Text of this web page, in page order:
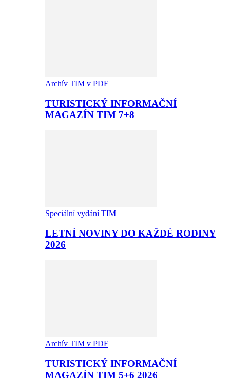
Archív TIM v PDF
TURISTICKÝ INFORMAČNÍ
MAGAZÍN TIM 7+8
Speciální vydání TIM
LETNÍ NOVINY DO KAŽDÉ RODINY
2026
Archív TIM v PDF
TURISTICKÝ INFORMAČNÍ
MAGAZÍN TIM 5+6 2026